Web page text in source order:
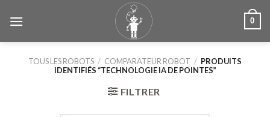
0
TOUS LES ROBOTS / COMPARATEUR ROBOT / PRODUITS
IDENTIFIÉS “TECHNOLOGIE IA DE POINTES”
FILTRER